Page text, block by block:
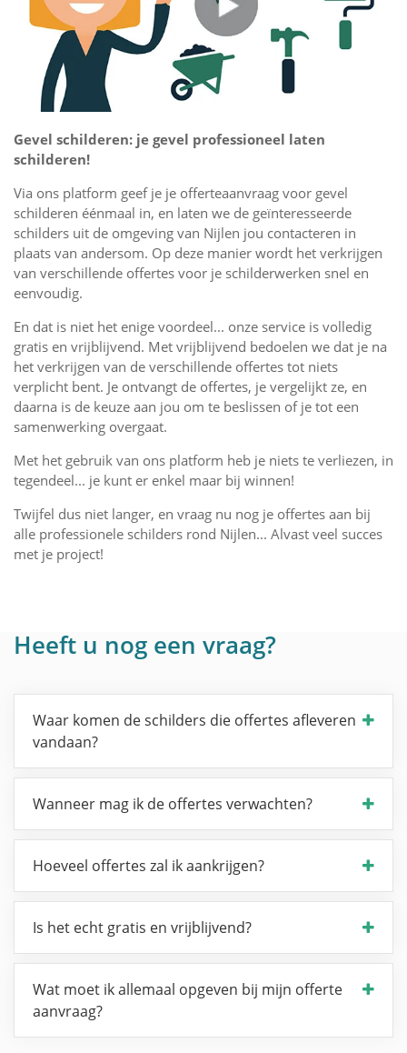
Gevel schilderen: je gevel professioneel laten
schilderen!
Via ons platform geef je je offerteaanvraag voor gevel
schilderen éénmaal in, en laten we de geïnteresseerde
schilders uit de omgeving van Nijlen jou contacteren in
plaats van andersom. Op deze manier wordt het verkrijgen
van verschillende offertes voor je schilderwerken snel en
eenvoudig.
En dat is niet het enige voordeel... onze service is volledig
gratis en vrijblijvend. Met vrijblijvend bedoelen we dat je na
het verkrijgen van de verschillende offertes tot niets
verplicht bent. Je ontvangt de offertes, je vergelijkt ze, en
daarna is de keuze aan jou om te beslissen of je tot een
samenwerking overgaat.
Met het gebruik van ons platform heb je niets te verliezen, in
tegendeel... je kunt er enkel maar bij winnen!
Twijfel dus niet langer, en vraag nu nog je offertes aan bij
alle professionele schilders rond Nijlen... Alvast veel succes
met je project!
Heeft u nog een vraag?
Waar komen de schilders die offertes afleveren
vandaan?
Wanneer mag ik de offertes verwachten?
Hoeveel offertes zal ik aankrijgen?
Is het echt gratis en vrijblijvend?
Wat moet ik allemaal opgeven bij mijn offerte
aanvraag?